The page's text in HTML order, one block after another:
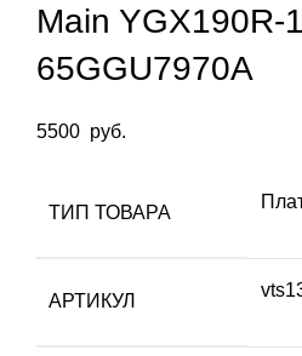
Main YGX190R-
65GGU7970A
5500 руб.
ТИП ТОВАРА
АРТИКУЛ